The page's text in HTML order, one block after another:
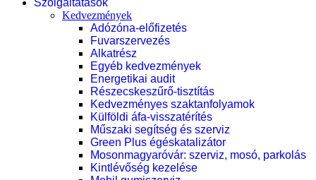
Szolgáltatások
Kedvezmények
Adózóna-előfizetés
Fuvarszervezés
Alkatrész
Egyéb kedvezmények
Energetikai audit
Részecskeszűrő-tisztítás
Kedvezményes szaktanfolyamok
Külföldi áfa-visszatérítés
Műszaki segítség és szerviz
Green Plus égéskatalizátor
Mosonmagyaróvár: szerviz, mosó, parkolás
Kintlévőség kezelése